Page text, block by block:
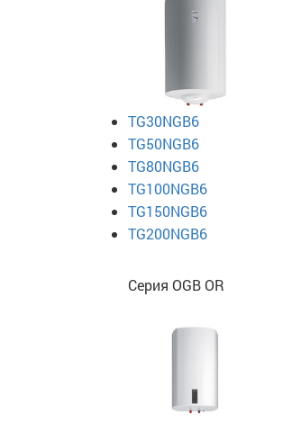
TG30NGB6
TG50NGB6
TG80NGB6
TG100NGB6
TG150NGB6
TG200NGB6
Серия OGB OR